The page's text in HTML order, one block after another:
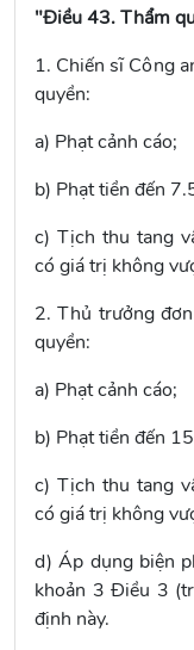
"Điều 43. Thẩm
1. Chiến sĩ Công
quyền:
a) Phạt cảnh cáo;
b) Phạt tiền đến
c) Tịch thu tang
có giá trị không
2. Thủ trưởng
quyền:
a) Phạt cảnh cáo;
b) Phạt tiền đến
c) Tịch thu tang
có giá trị không
d) Áp dụng biện
khoản 3 Điều 3
định này.